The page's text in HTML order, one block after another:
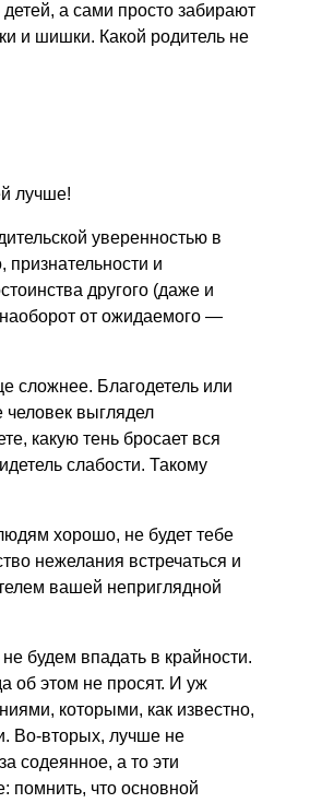
а сами просто забирают
и шишки. Какой родитель не
лучше!
уверенностью в
и
другого (даже и
от ожидаемого —
сложнее. Благодетель или
человек выглядел
какую тень бросает вся
слабости. Такому
хорошо, не будет тебе
нежелания встречаться и
вашей неприглядной
будем впадать в крайности.
об этом не просят. И уж
которыми, как известно,
Во-вторых, лучше не
содеянное, а то эти
помнить, что основной